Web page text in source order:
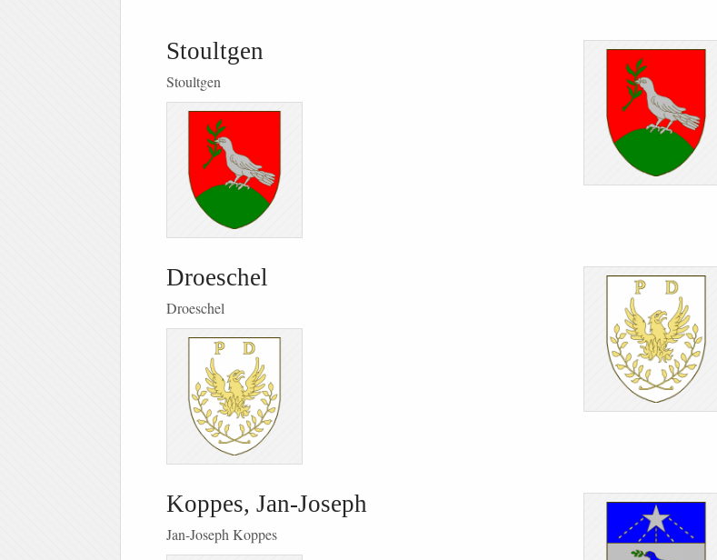
Stoultgen
Stoultgen
Droeschel
Droeschel
Koppes, Jan-Joseph
Jan-Joseph Koppes